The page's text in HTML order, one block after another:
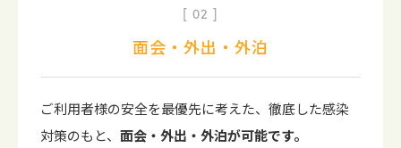
02
面会・外出・外泊
ご利用者様の安全を最優先に考えた、徹底した感染
対策のもと、 面会・外出・外泊が可能です。